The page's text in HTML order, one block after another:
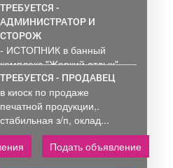
ТРЕБУЕТСЯ -
АДМИНИСТРАТОР И
СТОРОЖ
- ИСТОПНИК в банный
комплекс "Жаркий отдых"
Администрирование и
тех....
ТРЕБУЕТСЯ - ПРОДАВЕЦ
в киоск по продаже
печатной продукции,.
стабильная з/п, оклад...
Подать объявление